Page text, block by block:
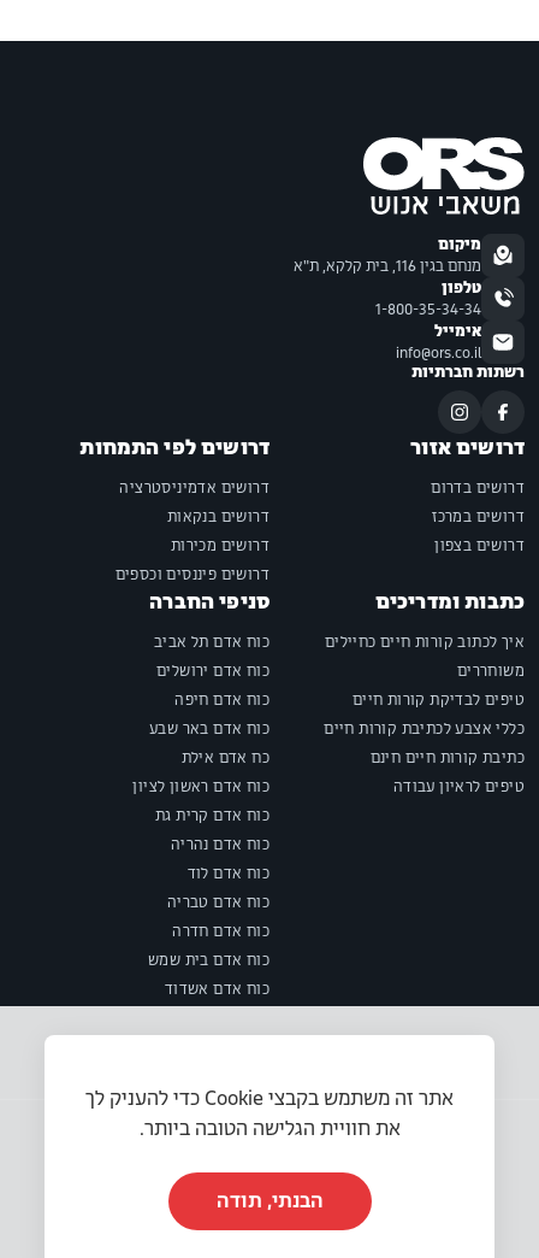
מיקום
מנחם בגין 116, בית קלקא, ת"א
טלפון
1-800-35-34-34
אימייל
info@ors.co.il
רשתות חברתיות
דרושים אזור
דרושים בדרום
דרושים במרכז
דרושים בצפון
דרושים לפי התמחות
דרושים אדמיניסטרציה
דרושים בנקאות
דרושים מכירות
דרושים פיננסים וכספים
כתבות ומדריכים
איך לכתוב קורות חיים כחיילים
משוחררים
טיפים לבדיקת קורות חיים
כללי אצבע לכתיבת קורות חיים
כתיבת קורות חיים חינם
טיפים לראיון עבודה
סניפי החברה
כוח אדם תל אביב
כוח אדם ירושלים
כוח אדם חיפה
כוח אדם באר שבע
כח אדם אילת
כוח אדם ראשון לציון
כוח אדם קרית גת
כוח אדם נהריה
כוח אדם לוד
כוח אדם טבריה
כוח אדם חדרה
כוח אדם בית שמש
כוח אדם אשדוד
אתר זה משתמש בקבצי Cookie כדי להעניק לך
את חוויית הגלישה הטובה ביותר.
הבנתי, תודה